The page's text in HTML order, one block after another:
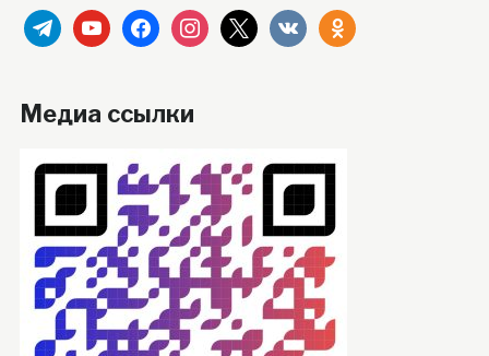
telegramyoutubefacebookinstagram
x vkontakteodnoklassniki
Медиа ссылки